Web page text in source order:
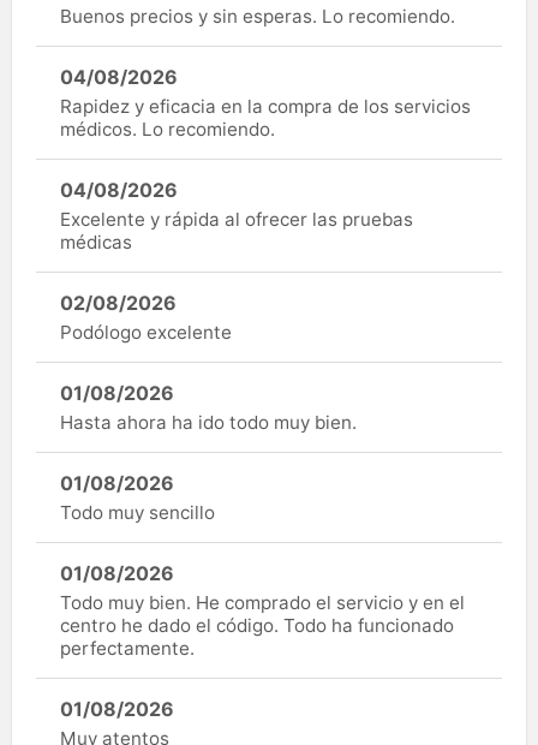
Buenos precios y sin esperas. Lo recomiendo.
04/08/2026
Rapidez y eficacia en la compra de los servicios
médicos. Lo recomiendo.
04/08/2026
Excelente y rápida al ofrecer las pruebas
médicas
02/08/2026
Podólogo excelente
01/08/2026
Hasta ahora ha ido todo muy bien.
01/08/2026
Todo muy sencillo
01/08/2026
Todo muy bien. He comprado el servicio y en el
centro he dado el código. Todo ha funcionado
perfectamente.
01/08/2026
Muy atentos